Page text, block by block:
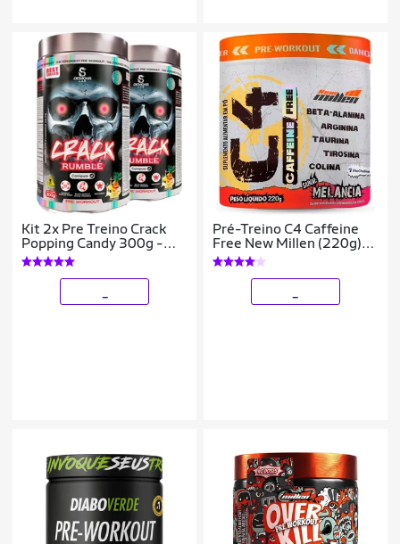
Kit 2x Pre Treino Crack
Popping Candy 300g -
Demons Lab
Pré-Treino C4 Caffeine
Free New Millen (220g)
Sem Cafeína - Melancia